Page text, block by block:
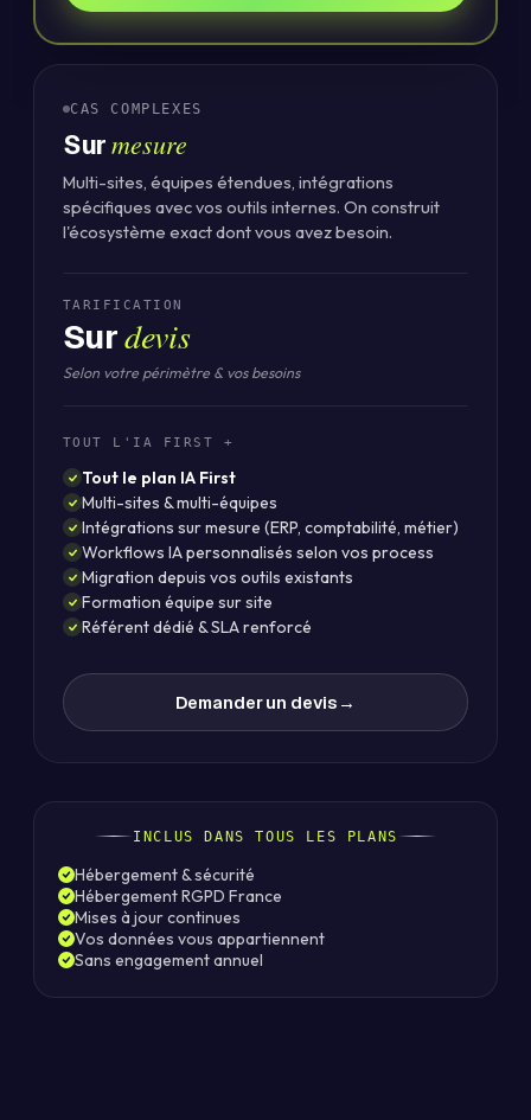
CAS COMPLEXES
Surmesure
Multi-sites, équipes étendues, intégrations
spécifiques avec vos outils internes. On construit
l'écosystème exact dont vous avez besoin.
TARIFICATION
Surdevis
Selon votre périmètre & vos besoins
TOUT L'IA FIRST +
Tout le plan IA First
Multi-sites & multi-équipes
Intégrations sur mesure (ERP, comptabilité, métier)
Workflows IA personnalisés selon vos process
Migration depuis vos outils existants
Formation équipe sur site
Référent dédié & SLA renforcé
Demander un devis →
INCLUS DANS TOUS LES PLANS
Hébergement & sécurité
Hébergement RGPD France
Mises à jour continues
Vos données vous appartiennent
Sans engagement annuel